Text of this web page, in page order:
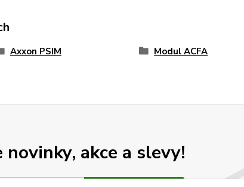
Axxon PSIM Modul ACFA
akce a slevy!